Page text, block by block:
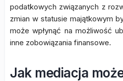
podatkowych związanych z
zmian w statusie majątkowym
może wpłynąć na możliwość
inne zobowiązania finansowe.
Jak mediacja